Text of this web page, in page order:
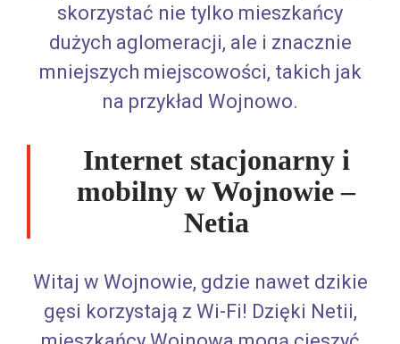
skorzystać nie tylko mieszkańcy
dużych aglomeracji, ale i znacznie
mniejszych miejscowości, takich jak
na przykład Wojnowo.
Internet stacjonarny i
mobilny w Wojnowie –
Netia
Witaj w Wojnowie, gdzie nawet dzikie
gęsi korzystają z Wi-Fi! Dzięki Netii,